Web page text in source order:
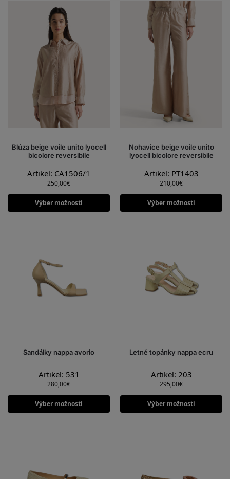
Blúza beige voile unito lyocell
bicolore reversibile
Artikel: CA1506/1
250,00€
Výber možností
Nohavice beige voile unito
lyocell bicolore reversibile
Artikel: PT1403
210,00€
Výber možností
Sandálky nappa avorio
Artikel: 531
280,00€
Výber možností
Letné topánky nappa ecru
Artikel: 203
295,00€
Výber možností